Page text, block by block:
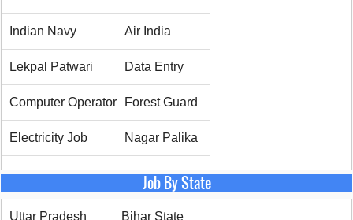
Indian Navy Air India
Lekpal Patwari Data Entry
Computer Operator Forest Guard
Electricity Job Nagar Palika
Job By State
Uttar Pradesh Bihar State